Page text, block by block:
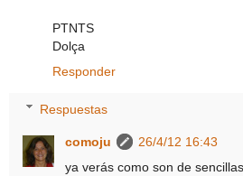
PTNTS
Dolça
Responder
Respuestas
comoju
26/4/12 16:43
ya verás como son de